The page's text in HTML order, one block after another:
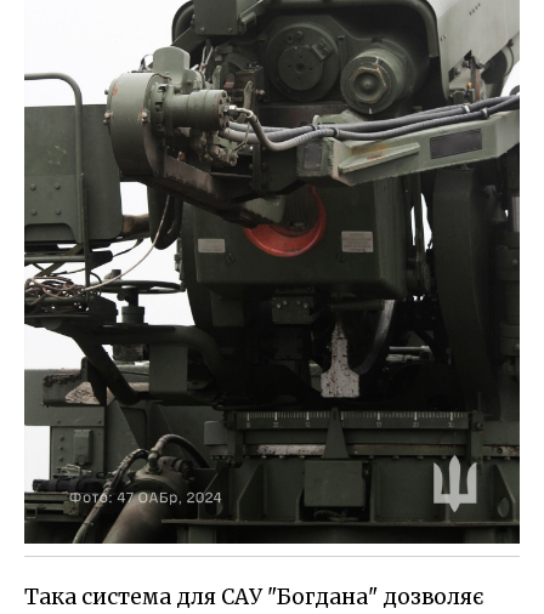
Така система для САУ "Богдана" дозволяє